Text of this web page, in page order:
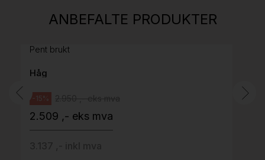
ANBEFALTE PRODUKTER
H05 5600 Swingback-armlene Mørk
Pent brukt
Håg
-15%
2.509 ,- eks mva